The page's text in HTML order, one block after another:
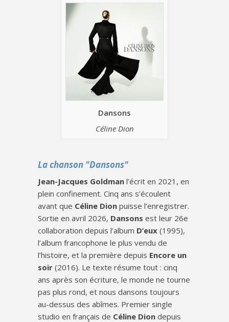
Dansons
Céline Dion
La chanson "Dansons"
Jean-Jacques Goldman l’écrit en 2021, en
plein confinement. Cinq ans s’écoulent
avant que Céline Dion puisse l’enregistrer.
Sortie en avril 2026, Dansons est leur 26e
collaboration depuis l’album D’eux (1995),
l’album francophone le plus vendu de
l’histoire, et la première depuis Encore un
soir (2016). Le texte résume tout : cinq
ans après son écriture, le monde ne tourne
pas plus rond, et nous dansons toujours
au-dessus des abîmes. Premier single
studio en français de Céline Dion depuis